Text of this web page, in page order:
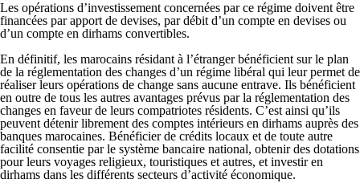
Les opérations d’investissement concernées par ce régime doivent être
financées par apport de devises, par débit d’un compte en devises ou
d’un compte en dirhams convertibles.
En définitif, les marocains résidant à l’étranger bénéficient sur le plan
de la réglementation des changes d’un régime libéral qui leur permet de
réaliser leurs opérations de change sans aucune entrave. Ils bénéficient
en outre de tous les autres avantages prévus par la réglementation des
changes en faveur de leurs compatriotes résidents. C’est ainsi qu’ils
peuvent détenir librement des comptes intérieurs en dirhams auprès des
banques marocaines. Bénéficier de crédits locaux et de toute autre
facilité consentie par le système bancaire national, obtenir des dotations
pour leurs voyages religieux, touristiques et autres, et investir en
dirhams dans les différents secteurs d’activité économique.